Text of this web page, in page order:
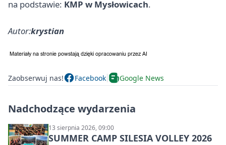
na podstawie: KMP w Mysłowicach.
Autor:krystian
Zaobserwuj nas! Facebook Google News
Nadchodzące wydarzenia
13 sierpnia 2026, 09:00
SUMMER CAMP SILESIA VOLLEY 2026